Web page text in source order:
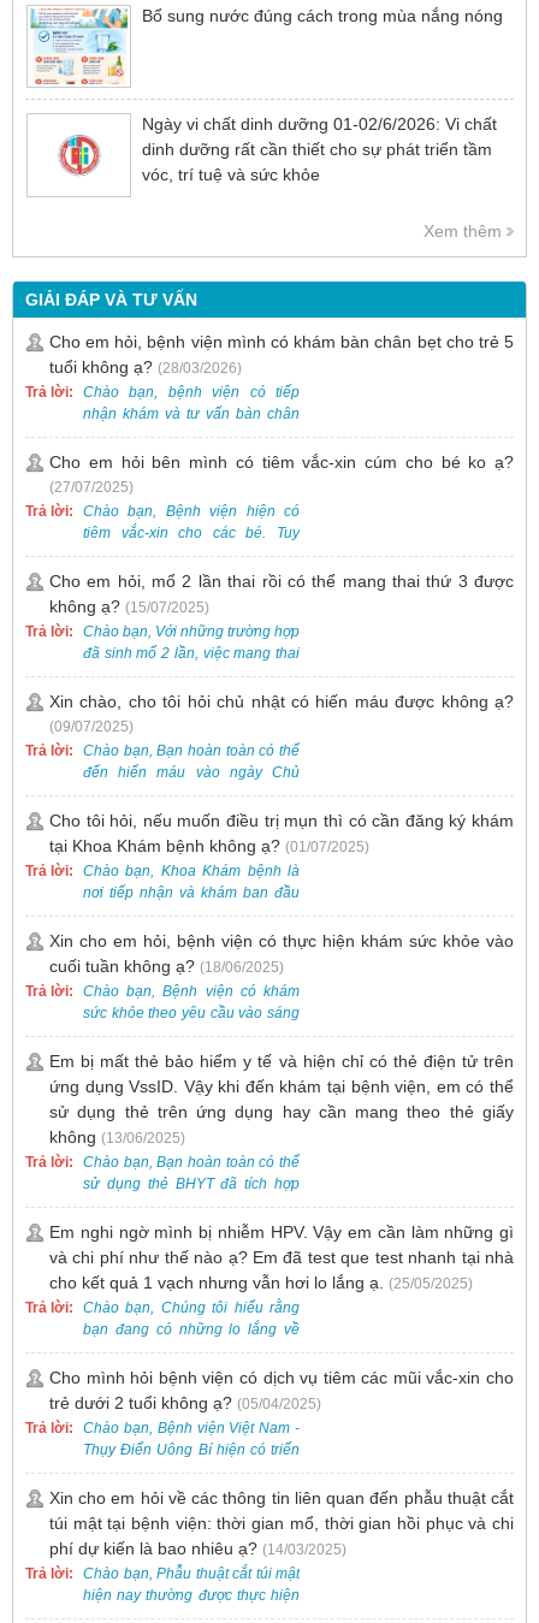
Bổ sung nước đúng cách trong mùa nắng nóng
Ngày vi chất dinh dưỡng 01-02/6/2026: Vi chất
dinh dưỡng rất cần thiết cho sự phát triển tầm
vóc, trí tuệ và sức khỏe
Xem thêm
GIẢI ĐÁP VÀ TƯ VẤN
Cho em hỏi, bệnh viện mình có khám bàn chân bẹt cho trẻ 5
tuổi không ạ? (28/03/2026)
Trả lời:
Chào bạn, bệnh viện có tiếp
nhận khám và tư vấn bàn chân
bẹt cho trẻ em, bao gồm cả trẻ 5
tuổi. Bạn có thể đưa bé đến
Khoa Khám bệnh của bệnh viện
để được bác sĩ chuyên khoa
thăm khám. Ngoài ra, để thuận
tiện hơn, bạn có thể đặt lịch
0988 270 115. Nếu cần hỗ trợ
thêm, vui lòng liên hệ qua Zalo
hoặc Fanpage Bệnh viện Việt
Nam - Thụy Điển Uông Bí.
Cho em hỏi bên mình có tiêm vắc-xin cúm cho bé ko ạ?
(27/07/2025)
Trả lời:
Chào bạn, Bệnh viện hiện có
tiêm vắc-xin cho các bé. Tuy
nhiên, các loại vắc-xin thường về
theo từng đợt, không phải lúc
nào cũng có sẵn.
Cho em hỏi, mổ 2 lần thai rồi có thể mang thai thứ 3 được
không ạ? (15/07/2025)
Trả lời:
Chào bạn, Với những trường hợp
đã sinh mổ 2 lần, việc mang thai
lần 3 vẫn có thể thực hiện được.
Tại Bệnh viện, chúng tôi đã tiếp
nhận và hỗ trợ nhiều thai phụ có
nhu cầu tương tự.
Xin chào, cho tôi hỏi chủ nhật có hiến máu được không ạ?
(09/07/2025)
Trả lời:
Chào bạn, Bạn hoàn toàn có thể
đến hiến máu vào ngày Chủ
Nhật.
Cho tôi hỏi, nếu muốn điều trị mụn thì có cần đăng ký khám
tại Khoa Khám bệnh không ạ? (01/07/2025)
Trả lời:
Chào bạn, Khoa Khám bệnh là
nơi tiếp nhận và khám ban đầu
cho tất cả các trường hợp, bao
gồm cả điều trị mụn. Vì vậy, bạn
cần đăng ký khám tại Khoa
Khám bệnh trước.
Xin cho em hỏi, bệnh viện có thực hiện khám sức khỏe vào
cuối tuần không ạ? (18/06/2025)
Trả lời:
Chào bạn, Bệnh viện có khám
sức khỏe theo yêu cầu vào sáng
thứ Bảy. Nếu bạn có nhu cầu, vui
lòng đặt lịch trước để được sắp
xếp thời gian phù hợp.
Em bị mất thẻ bảo hiểm y tế và hiện chỉ có thẻ điện tử trên
ứng dụng VssID. Vậy khi đến khám tại bệnh viện, em có thể
sử dụng thẻ trên ứng dụng hay cần mang theo thẻ giấy
không (13/06/2025)
Trả lời:
Chào bạn, Bạn hoàn toàn có thể
sử dụng thẻ BHYT đã tích hợp
trên ứng dụng VssID khi đến
khám và không cần mang theo
thẻ giấy.
Em nghi ngờ mình bị nhiễm HPV. Vậy em cần làm những gì
và chi phí như thế nào ạ? Em đã test que test nhanh tại nhà
cho kết quả 1 vạch nhưng vẫn hơi lo lắng ạ. (25/05/2025)
Trả lời:
Chào bạn, Chúng tôi hiểu rằng
bạn đang có những lo lắng về
nguy cơ nhiễm HPV. Tại Bệnh
viện Việt Nam - Thụy Điển Uông
Bí, chúng tôi cung cấp các dịch
vụ thăm khám và xét nghiệm
chuyên sâu để phát hiện sớm
HPV và tầm soát ung thư cổ tử
Cho mình hỏi bệnh viện có dịch vụ tiêm các mũi vắc-xin cho
trẻ dưới 2 tuổi không ạ? (05/04/2025)
Trả lời:
Chào bạn, Bệnh viện Việt Nam -
Thụy Điển Uông Bí hiện có triển
khai dịch vụ tiêm vắc-xin cho trẻ
dưới 2 tuổi.
Xin cho em hỏi về các thông tin liên quan đến phẫu thuật cắt
túi mật tại bệnh viện: thời gian mổ, thời gian hồi phục và chi
phí dự kiến là bao nhiêu ạ? (14/03/2025)
Trả lời:
Chào bạn, Phẫu thuật cắt túi mật
hiện nay thường được thực hiện
bằng phương pháp nội soi, đây